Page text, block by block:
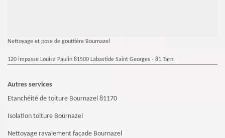
Nettoyage et pose de gouttière Bournazel
120 impasse Louisa Paulin 81500 Labastide Saint Georges - 81 Tarn
Autres services
Etanchéité de toiture Bournazel 81170
Isolation toiture Bournazel
Nettoyage ravalement façade Bournazel